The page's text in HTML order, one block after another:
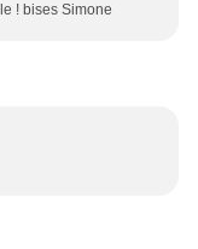
! bises Simone